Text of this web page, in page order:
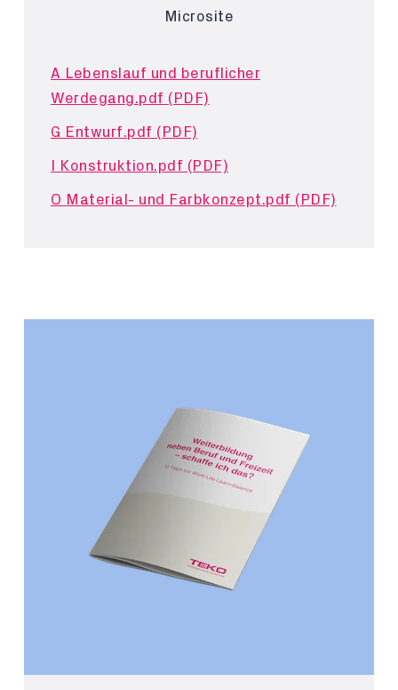
Microsite
A Lebenslauf und beruflicher
Werdegang.pdf (PDF)
G Entwurf.pdf (PDF)
I Konstruktion.pdf (PDF)
O Material- und Farbkonzept.pdf (PDF)